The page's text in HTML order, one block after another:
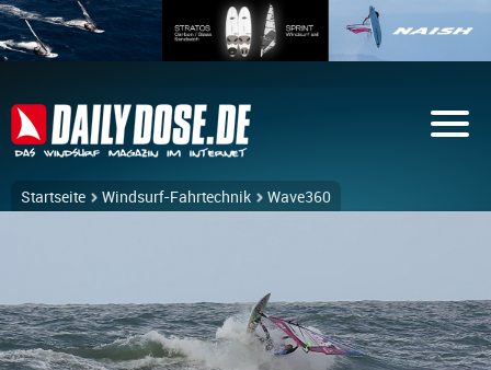
Startseite Windsurf-Fahrtechnik Wave360